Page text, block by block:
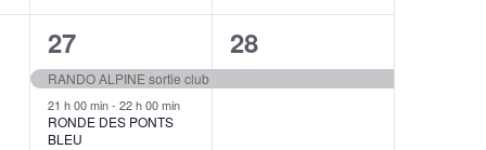
2
évènements,
27
RANDO ALPINE sortie club
21 h 00 min-22 h 00 min
RONDE DES PONTS
BLEU
1
évènement,
28